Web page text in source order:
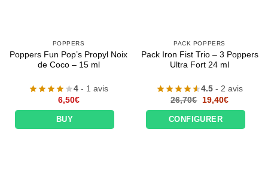
POPPERS
Poppers Fun Pop’s Propyl Noix
de Coco – 15 ml
4 - 1 avis
6,50€
BUY
PACK POPPERS
Pack Iron Fist Trio – 3 Poppers
Ultra Fort 24 ml
4.5 - 2 avis
26,70€
Le
prix
initial
était :
26,70€.
19,40€Le
actuel
19,40€.
CONFIGURER